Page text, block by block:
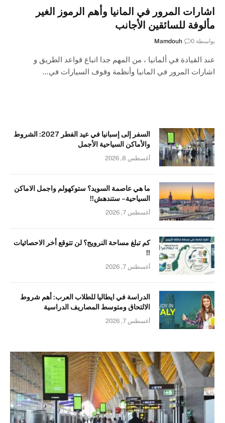
اشارات المرور في المانيا وأهم الرموز الغير
مألوفة للسائقين الأجانب
بواسطة Mamdouh 0
عند القيادة في ألمانيا ، من المهم جدا اتباع قواعد الطريق و
اشارات المرور في المانيا وأنظمة وقوف السيارات في…
السفر إلى إسبانيا في عيد الفطر 2027: الشروط
والأماكن السياحية الأجمل
أغسطس 8, 2026
ما هي عاصمة السويد؟ ستوكهولم واجمل الاماكن
السياحية – ستندهش!!
أغسطس 7, 2026
كم تبلغ مساحة النرويج؟ لن تتوقع أخر الاحصائيات
!!
أغسطس 7, 2026
الدراسة في ايطاليا للطلاب العرب: أهم شروط
الالتحاق ومتوسط المصاريف الدراسية
أغسطس 7, 2026